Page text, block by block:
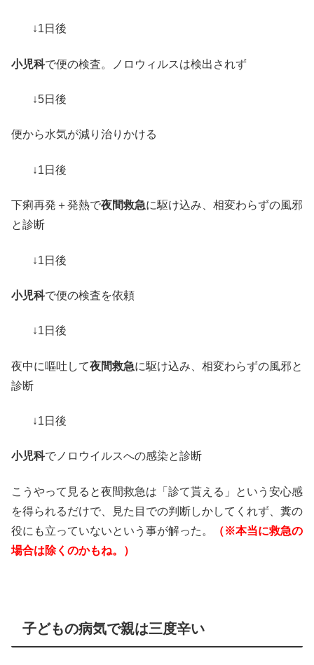
↓1日後
小児科で便の検査。ノロウィルスは検出されず
↓5日後
便から水気が減り治りかける
↓1日後
下痢再発＋発熱で夜間救急に駆け込み、相変わらずの風邪
と診断
↓1日後
小児科で便の検査を依頼
↓1日後
夜中に嘔吐して夜間救急に駆け込み、相変わらずの風邪と
診断
↓1日後
小児科でノロウイルスへの感染と診断
こうやって見ると夜間救急は「診て貰える」という安心感
を得られるだけで、見た目での判断しかしてくれず、糞の
役にも立っていないという事が解った。
（※本当に救急の
場合は除くのかもね。）
子どもの病気で親は三度辛い